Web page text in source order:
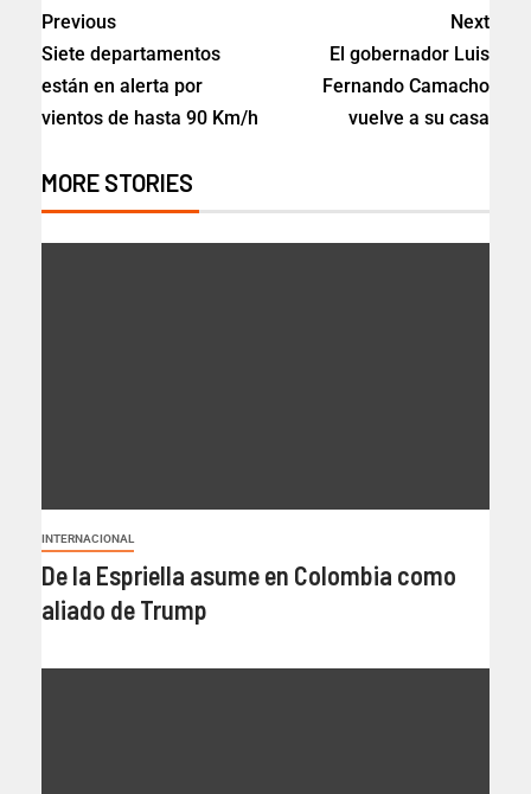
Previous
Siete departamentos
están en alerta por
vientos de hasta 90 Km/h
Next
El gobernador Luis
Fernando Camacho
vuelve a su casa
MORE STORIES
INTERNACIONAL
De la Espriella asume en Colombia como
aliado de Trump